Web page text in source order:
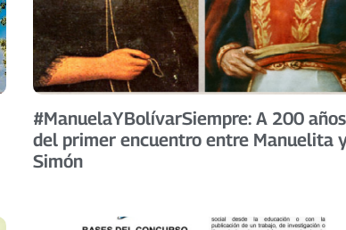
#ManuelaYBolívarSiempre: A 200 años
del primer encuentro entre Manuelita
Simón